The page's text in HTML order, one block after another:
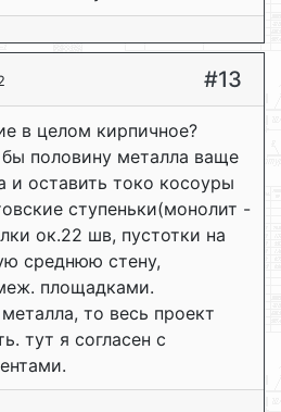
#13
в целом кирпичное?
половину металла ваще
и оставить токо косоуры
ступеньки(монолит -
ок.22 шв, пустотки на
среднюю стену,
площадками.
то весь проект
тут я согласен с